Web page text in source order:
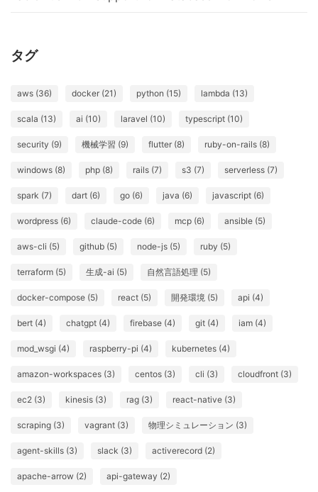
タグ
aws (36) docker (21) python (15) lambda (13)
scala (13) ai (10) laravel (10) typescript (10)
security (9) 機械学習 (9) flutter (8) ruby-on-rails (8)
windows (8) php (8) rails (7) s3 (7) serverless (7)
spark (7) dart (6) go (6) java (6) javascript (6)
wordpress (6) claude-code (6) mcp (6) ansible (5)
aws-cli (5) github (5) node-js (5) ruby (5)
terraform (5) 生成-ai (5) 自然言語処理 (5)
docker-compose (5) react (5) 開発環境 (5) api (4)
bert (4) chatgpt (4) firebase (4) git (4) iam (4)
mod_wsgi (4) raspberry-pi (4) kubernetes (4)
amazon-workspaces (3) centos (3) cli (3) cloudfront (3)
ec2 (3) kinesis (3) rag (3) react-native (3)
scraping (3) vagrant (3) 物理シミュレーション (3)
agent-skills (3) slack (3) activerecord (2)
apache-arrow (2) api-gateway (2)